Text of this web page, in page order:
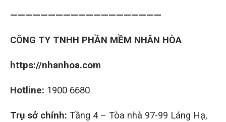
————————————————————
CÔNG TY TNHH PHẦN MỀM NHÂN HÒA
https://nhanhoa.com
Hotline: 1900 6680
Trụ sở chính: Tầng 4 – Tòa nhà 97-99 Láng Hạ,